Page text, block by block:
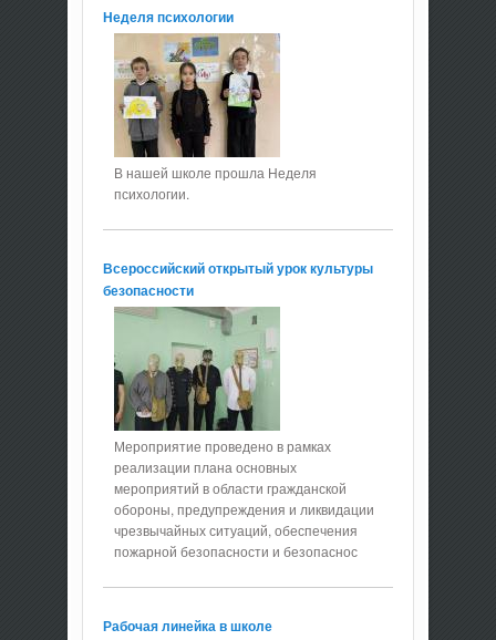
Неделя психологии
В нашей школе прошла Неделя
психологии.
Всероссийский открытый урок культуры
безопасности
Мероприятие проведено в рамках
реализации плана основных
мероприятий в области гражданской
обороны, предупреждения и ликвидации
чрезвычайных ситуаций, обеспечения
пожарной безопасности и безопаснос
Рабочая линейка в школе